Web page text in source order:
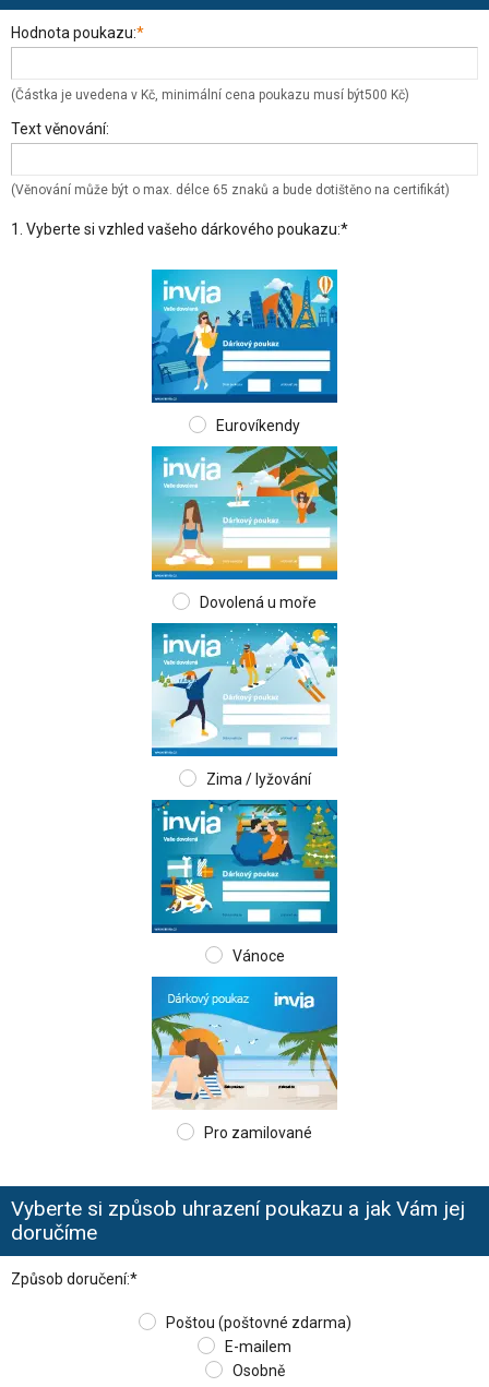
Hodnota poukazu:*
(Částka je uvedena v Kč, minimální cena poukazu musí být500 Kč)
Text věnování:
(Věnování může být o max. délce 65 znaků a bude dotištěno na certifikát)
1. Vyberte si vzhled vašeho dárkového poukazu:*
Eurovíkendy
Dovolená u moře
Zima / lyžování
Vánoce
Pro zamilované
Vyberte si způsob uhrazení poukazu a jak Vám jej
doručíme
Způsob doručení:*
Poštou (poštovné zdarma)
E-mailem
Osobně